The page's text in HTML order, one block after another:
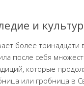
и
более
после себя
которые
или гробница